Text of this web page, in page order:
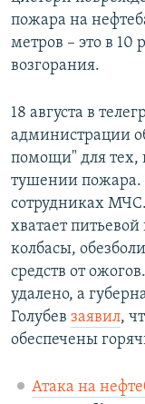
пожара на
метров – это в
возгорания.
18 августа в
администрации
помощи" для тех,
тушении пожара.
сотрудниках
хватает
колбасы,
средств от
удалено, а
Голубев заявил,
обеспечены
Атака на